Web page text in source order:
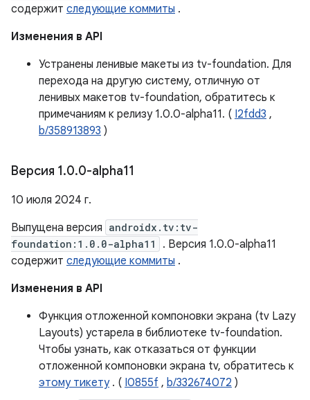
содержит следующие коммиты .
Изменения в API
Устранены ленивые макеты из tv-foundation. Для
перехода на другую систему, отличную от
ленивых макетов tv-foundation, обратитесь к
примечаниям к релизу 1.0.0-alpha11. ( I2fdd3 ,
b/358913893 )
Версия 1.0.0-alpha11
10 июля 2024 г.
Выпущена версия androidx.tv:tv-
foundation:1.0.0-alpha11
. Версия 1.0.0-alpha11
содержит следующие коммиты .
Изменения в API
Функция отложенной компоновки экрана (tv Lazy
Layouts) устарела в библиотеке tv-foundation.
Чтобы узнать, как отказаться от функции
отложенной компоновки экрана tv, обратитесь к
этому тикету. ( I0855f , b/332674072 )